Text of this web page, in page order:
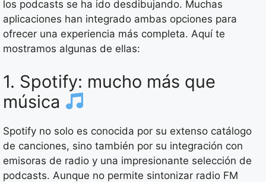
los podcasts se ha ido desdibujando. Muchas
aplicaciones han integrado ambas opciones para
ofrecer una experiencia más completa. Aquí te
mostramos algunas de ellas:
1. Spotify: mucho más que
música
Spotify no solo es conocida por su extenso catálogo
de canciones, sino también por su integración con
emisoras de radio y una impresionante selección de
podcasts. Aunque no permite sintonizar radio FM